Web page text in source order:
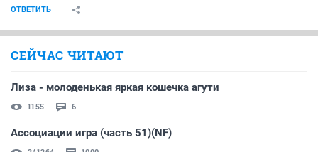
ОТВЕТИТЬ
СЕЙЧАС ЧИТАЮТ
Лиза - молоденькая яркая кошечка агути
1155 6
Ассоциации игра (часть 51)(NF)